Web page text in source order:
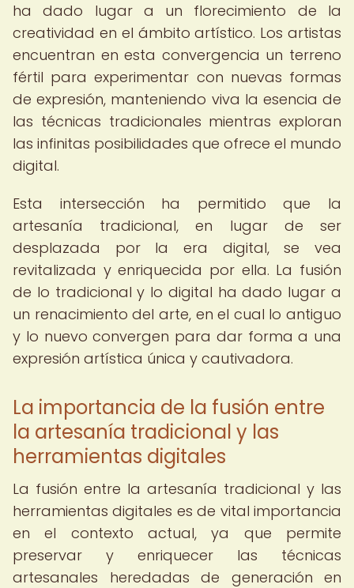
ha dado lugar a un florecimiento de la
creatividad en el ámbito artístico. Los artistas
encuentran en esta convergencia un terreno
fértil para experimentar con nuevas formas
de expresión, manteniendo viva la esencia de
las técnicas tradicionales mientras exploran
las infinitas posibilidades que ofrece el mundo
digital.
Esta intersección ha permitido que la
artesanía tradicional, en lugar de ser
desplazada por la era digital, se vea
revitalizada y enriquecida por ella. La fusión
de lo tradicional y lo digital ha dado lugar a
un renacimiento del arte, en el cual lo antiguo
y lo nuevo convergen para dar forma a una
expresión artística única y cautivadora.
La importancia de la fusión entre
la artesanía tradicional y las
herramientas digitales
La fusión entre la artesanía tradicional y las
herramientas digitales es de vital importancia
en el contexto actual, ya que permite
preservar y enriquecer las técnicas
artesanales heredadas de generación en